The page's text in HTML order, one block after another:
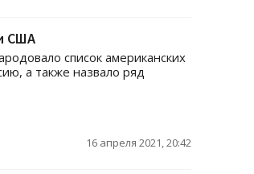
США
список американских
а также назвало ряд
16 апреля 2021, 20:42